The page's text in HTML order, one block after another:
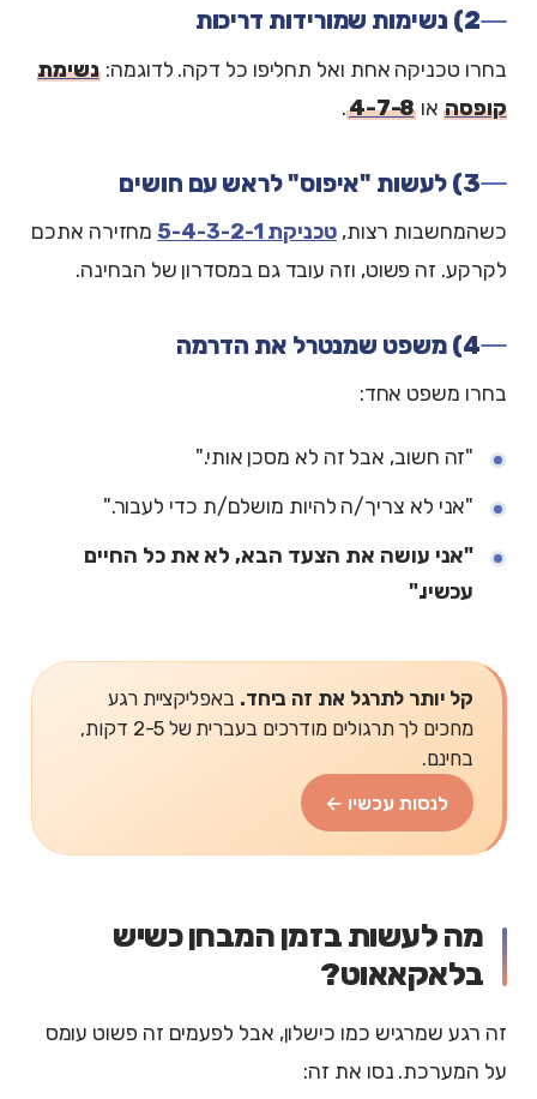
2) נשימות שמורידות דריכות
בחרו טכניקה אחת ואל תחליפו כל דקה. לדוגמה: נשימת
קופסה או4-7-8
.
3) לעשות "איפוס" לראש עם חושים
כשהמחשבות רצות,טכניקת 5-4-3-2-1
מחזירה אתכם
לקרקע. זה פשוט, וזה עובד גם במסדרון של הבחינה.
4) משפט שמנטרל את הדרמה
בחרו משפט אחד:
"זה חשוב, אבל זה לא מסכן אותי."
"אני לא צריך/ה להיות מושלם/ת כדי לעבור."
"אני עושה את הצעד הבא, לא את כל החיים
עכשיו."
קל יותר לתרגל את זה ביחד. באפליקציית רגע
מחכים לך תרגולים מודרכים בעברית של 2-5 דקות,
בחינם.
לנסות עכשיו ←
מה לעשות בזמן המבחן כשיש
בלאקאאוט?
זה רגע שמרגיש כמו כישלון, אבל לפעמים זה פשוט עומס
על המערכת. נסו את זה: